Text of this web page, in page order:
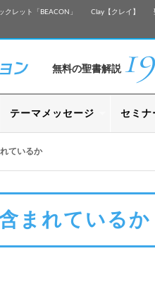
クレット「BEACON」 Clay【クレイ】
無料の聖書解説
テーマメッセージ セミナ
ているか
まれているか